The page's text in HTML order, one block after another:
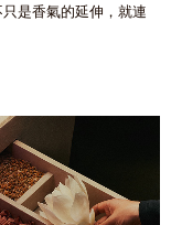
是香氣的延伸，就連